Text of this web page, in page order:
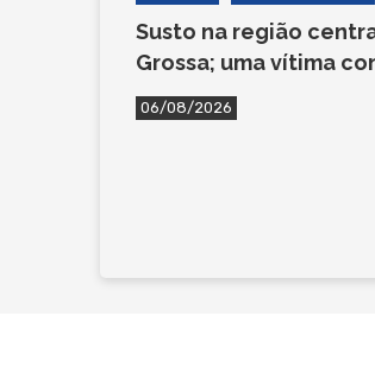
Susto na região
Grossa; uma vítima
06/08/2026